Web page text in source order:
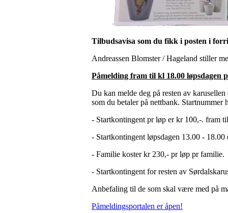
Tilbudsavisa som du fikk i posten i
Andreassen Blomster / Hageland stiller
Påmelding fram til kl 18.00 løpsdagen
Du kan melde deg på resten av
som du betaler på nettbank. Startnummer
- Startkontingent pr løp er kr 100,-. fram
- Startkontingent løpsdagen 13.00 - 18.00
- Familie koster kr 230,- pr løp pr familie.
- Startkontingent for resten av
Anbefaling til de som skal være med på
Påmeldingsportalen er åpen!